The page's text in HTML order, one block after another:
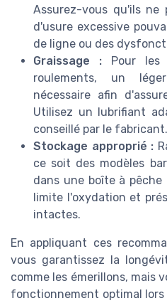
Assurez-vous qu'ils ne
d'usure excessive
de ligne ou des
Graissage :Pour les
roulements, un
nécessaire afin
Utilisez un lubrifiant
conseillé par le fabricant.
Stockage approprié :
ce soit des modèles
dans une boîte à
limite l'oxydation et
intactes.
En appliquant ces
vous garantissez la
comme les émerillons, mais
fonctionnement optimal lors